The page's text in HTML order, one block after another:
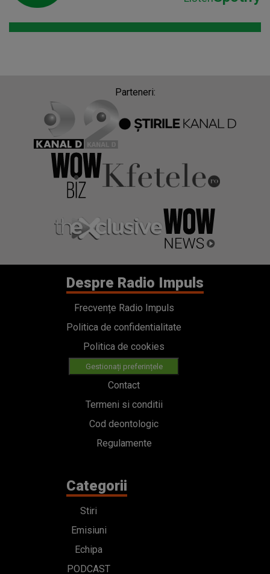
Parteneri:
Despre Radio Impuls
Frecvențe Radio Impuls
Politica de confidentialitate
Politica de cookies
Gestionați preferințele
Contact
Termeni si conditii
Cod deontologic
Regulamente
Categorii
Stiri
Emisiuni
Echipa
PODCAST